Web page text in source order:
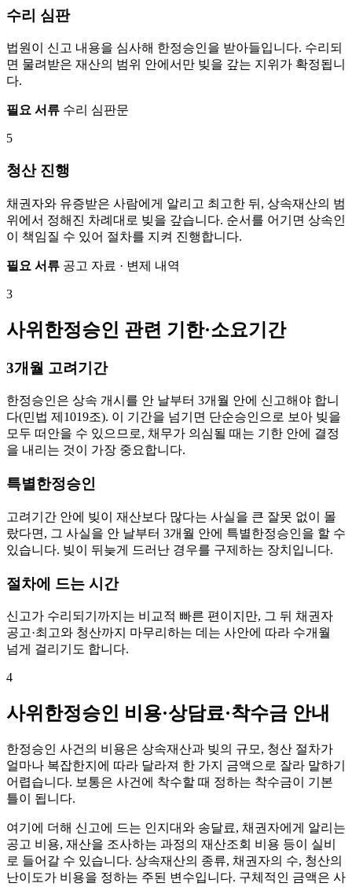
수리 심판
법원이 신고 내용을 심사해 한정승인을 받아들입니다. 수리되
면 물려받은 재산의 범위 안에서만 빚을 갚는 지위가 확정됩니
다.
필요 서류 수리 심판문
5
청산 진행
채권자와 유증받은 사람에게 알리고 최고한 뒤, 상속재산의 범
위에서 정해진 차례대로 빚을 갚습니다. 순서를 어기면 상속인
이 책임질 수 있어 절차를 지켜 진행합니다.
필요 서류 공고 자료 · 변제 내역
3
사위한정승인 관련 기한·소요기간
3개월 고려기간
한정승인은 상속 개시를 안 날부터 3개월 안에 신고해야 합니
다(민법 제1019조). 이 기간을 넘기면 단순승인으로 보아 빚을
모두 떠안을 수 있으므로, 채무가 의심될 때는 기한 안에 결정
을 내리는 것이 가장 중요합니다.
특별한정승인
고려기간 안에 빚이 재산보다 많다는 사실을 큰 잘못 없이 몰
랐다면, 그 사실을 안 날부터 3개월 안에 특별한정승인을 할 수
있습니다. 빚이 뒤늦게 드러난 경우를 구제하는 장치입니다.
절차에 드는 시간
신고가 수리되기까지는 비교적 빠른 편이지만, 그 뒤 채권자
공고·최고와 청산까지 마무리하는 데는 사안에 따라 수개월
넘게 걸리기도 합니다.
4
사위한정승인 비용·상담료·착수금 안내
한정승인 사건의 비용은 상속재산과 빚의 규모, 청산 절차가
얼마나 복잡한지에 따라 달라져 한 가지 금액으로 잘라 말하기
어렵습니다. 보통은 사건에 착수할 때 정하는 착수금이 기본
틀이 됩니다.
여기에 더해 신고에 드는 인지대와 송달료, 채권자에게 알리는
공고 비용, 재산을 조사하는 과정의 재산조회 비용 등이 실비
로 들어갈 수 있습니다. 상속재산의 종류, 채권자의 수, 청산의
난이도가 비용을 정하는 주된 변수입니다. 구체적인 금액은 사